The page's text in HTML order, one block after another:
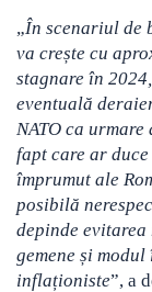
„În scenariul de
va crește cu
stagnare în
eventuală
NATO ca
fapt care ar
împrumut ale
posibilă
depinde
gemene și
inflaționiste”, a